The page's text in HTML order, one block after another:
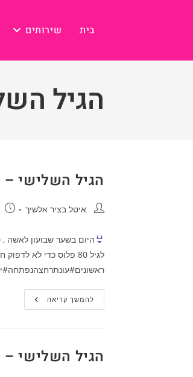
בית שירותים
הגיל
הגיל השלישי
מחבר:איטל בציר אלשיך
היום בשער שבועון לאשה , טובה אנגלסטר
להמשך קריאההגיל
השלישי
הגיל השלישי